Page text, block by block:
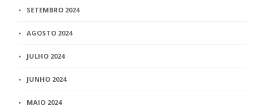
SETEMBRO 2024
AGOSTO 2024
JULHO 2024
JUNHO 2024
MAIO 2024